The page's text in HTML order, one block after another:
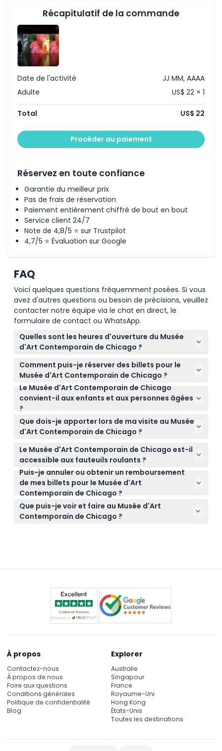
Récapitulatif de la commande
Date de l'activité
JJ MM, AAAA
Adulte
US$ 22 × 1
Total US$ 22
Procéder au paiement
Réservez en toute confiance
Garantie du meilleur prix
Pas de frais de réservation
Paiement entièrement chiffré de bout en bout
Service client 24/7
Note de 4,8/5 ⭐ sur Trustpilot
4,7/5 ⭐ Évaluation sur Google
FAQ
Voici quelques questions fréquemment posées. Si vous
avez d'autres questions ou besoin de précisions, veuillez
contacter notre équipe via le chat en direct, le
formulaire de contact ou WhatsApp.
Quelles sont les heures d'ouverture du Musée
d'Art Contemporain de Chicago ?
Le MCA Chicago est ouvert le mardi de 10h à 21h, et
du mercredi au dimanche de 10h à 17h. Le musée
est fermé les lundis et les jours fériés majeurs
comme le Jour de l'An, Thanksgiving et Noël
(susceptible de changement — veuillez confirmer
au moment de la réservation).
Comment puis-je réserver des billets pour le
Musée d'Art Contemporain de Chicago ?
Vous pouvez facilement réserver vos billets en ligne
directement sur ce site web. Il vous suffit de
sélectionner votre date et heure préférées lors du
processus de réservation pour garantir votre place.
Le Musée d'Art Contemporain de Chicago
convient-il aux enfants et aux personnes âgées
?
Oui ! L'entrée est gratuite pour les enfants de 0 à 18
ans, et les seniors peuvent obtenir des billets à tarif
réduit sur présentation d'une pièce d'identité valide.
Le musée offre également des réductions pour les
étudiants, les enseignants, ainsi que certains
membres des services militaires et d'urgence.
Que dois-je apporter lors de ma visite au Musée
d'Art Contemporain de Chicago ?
Apportez votre billet (imprimé ou sur votre
téléphone), une pièce d'identité valide si vous
chaussures confortables pour parcourir les galeries.
N'oubliez pas votre appareil photo pour capturer les
expositions incroyables !
Le Musée d'Art Contemporain de Chicago est-il
accessible aux fauteuils roulants ?
Oui, le MCA est accessible aux fauteuils roulants.
Pour éviter les escaliers, entrez par le niveau de la
place via la boutique du MCA. Des fauteuils roulants
gratuits sont également disponibles selon le
principe du premier arrivé, premier servi.
Puis-je annuler ou obtenir un remboursement
de mes billets pour le Musée d'Art
Contemporain de Chicago ?
Les billets ne sont ni remboursables ni annulables.
Assurez-vous d'utiliser votre billet à la date et à
l'heure que vous avez réservées.
Que puis-je voir et faire au Musée d'Art
Contemporain de Chicago ?
direct, des vues magnifiques sur la ville depuis la
À propos
Contactez-nous
À propos de nous
Foire aux questions
Conditions générales
Politique de confidentialité
Blog
Explorer
Australie
Singapour
France
Royaume-Uni
Hong Kong
États-Unis
Toutes les destinations